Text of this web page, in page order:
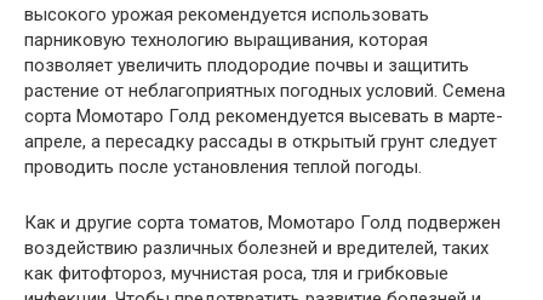
высокого урожая рекомендуется использовать
парниковую технологию выращивания, которая
позволяет увеличить плодородие почвы и защитить
растение от неблагоприятных погодных условий. Семена
сорта Момотаро Голд рекомендуется высевать в марте-
апреле, а пересадку рассады в открытый грунт следует
проводить после установления теплой погоды.
Как и другие сорта томатов, Момотаро Голд подвержен
воздействию различных болезней и вредителей, таких
как фитофтороз, мучнистая роса, тля и грибковые